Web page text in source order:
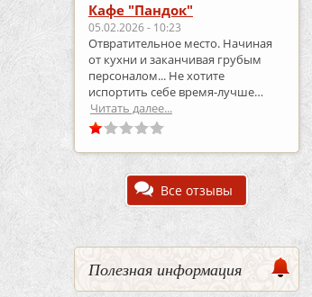
Кафе "Пандок"
05.02.2026 - 10:23
Отвратительное место. Начиная
от кухни и заканчивая грубым
персоналом... Не хотите
испортить себе время-лучше
выберите что-то другое..
Читать далее...
Все отзывы
Полезная информация
до 100 чел.
1700 руб./чел.
Вместимость:
Цена
Район:Советский
подробнее